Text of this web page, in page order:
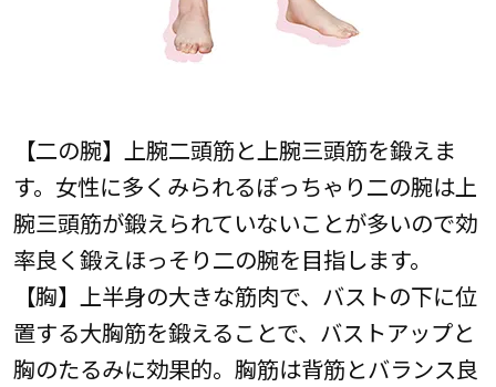
【二の腕】上腕二頭筋と上腕三頭筋を鍛えま
す。女性に多くみられるぽっちゃり二の腕は上
腕三頭筋が鍛えられていないことが多いので効
率良く鍛えほっそり二の腕を目指します。
【胸】上半身の大きな筋肉で、バストの下に位
置する大胸筋を鍛えることで、バストアップと
胸のたるみに効果的。胸筋は背筋とバランス良